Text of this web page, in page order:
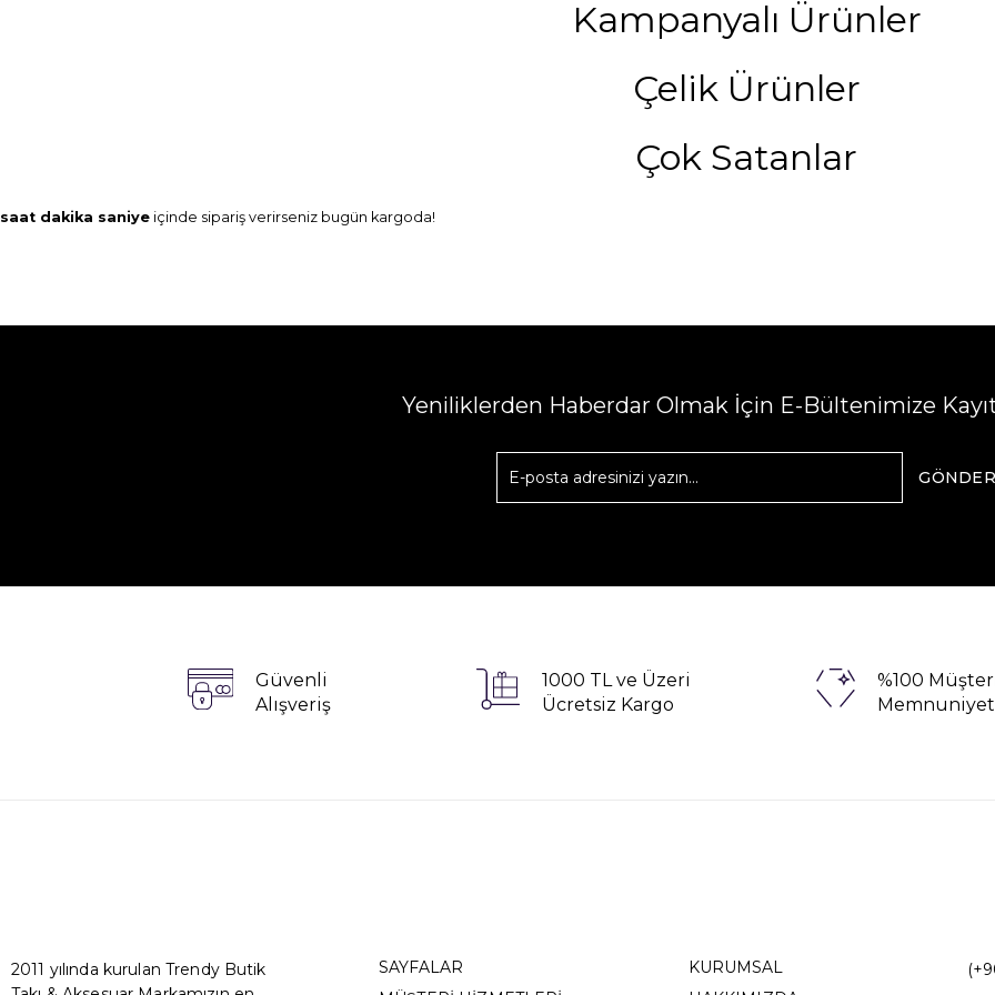
Kampanyalı Ürünler
Çelik Ürünler
Çok Satanlar
saat dakika saniye içinde sipariş verirseniz bugün kargoda!
Yeniliklerden Haberdar Olmak İçin E-Bültenimize
GÖNDER
Güvenli
Alışveriş
1000 TL ve Üzeri
Ücretsiz Kargo
%100
2011 yılında kurulan Trendy Butik
SAYFALAR
KURUMSAL